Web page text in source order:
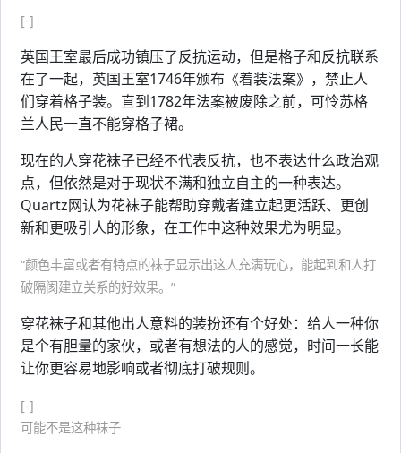
[-]
英国王室最后成功镇压了反抗运动，但是格子和反抗联系
在了一起，英国王室1746年颁布《着装法案》，禁止人
们穿着格子装。直到1782年法案被废除之前，可怜苏格
兰人民一直不能穿格子裙。
现在的人穿花袜子已经不代表反抗，也不表达什么政治观
点，但依然是对于现状不满和独立自主的一种表达。
Quartz网认为花袜子能帮助穿戴者建立起更活跃、更创
新和更吸引人的形象，在工作中这种效果尤为明显。
“颜色丰富或者有特点的袜子显示出这人充满玩心，能起到和人打
破隔阂建立关系的好效果。”
穿花袜子和其他出人意料的装扮还有个好处：给人一种你
是个有胆量的家伙，或者有想法的人的感觉，时间一长能
让你更容易地影响或者彻底打破规则。
[-]
可能不是这种袜子